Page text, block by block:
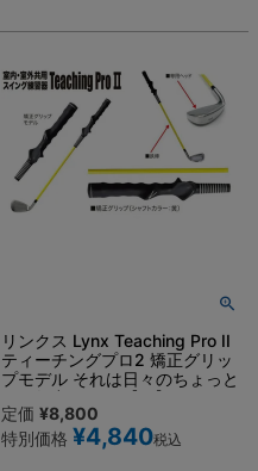
リンクス Lynx Teaching Pro II
ティーチングプロ2 矯正グリッ
プモデル それは日々のちょっと
した努力から！ 【IR】
定価 ¥8,800
特別価格 ¥4,840税込